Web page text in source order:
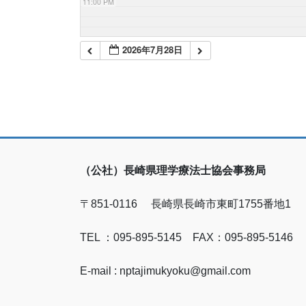
2026年7月28日
（公社）長崎県理学療法士協会事務局
〒851-0116 長崎県長崎市東町1755番地1
TEL ：095-895-5145 FAX：095-895-5146
E-mail : nptajimukyoku@gmail.com